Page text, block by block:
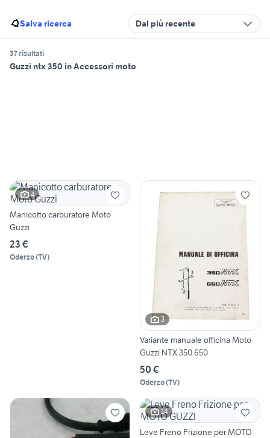
Salva ricerca Dal più recente
37 risultati
Guzzi ntx 350 in Accessori moto
4
Manicotto carburatore Moto
Guzzi
23 €
Oderzo(TV)
3
Variante manuale officina Moto
Guzzi NTX 350 650
50 €
Oderzo(TV)
14
Leve Freno Frizione per MOTO